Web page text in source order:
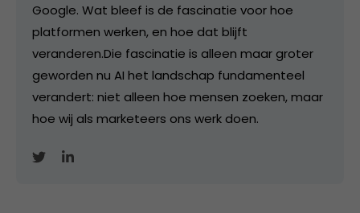
Google. Wat bleef is de fascinatie voor hoe
platformen werken, en hoe dat blijft
veranderen.Die fascinatie is alleen maar groter
geworden nu AI het landschap fundamenteel
verandert: niet alleen hoe mensen zoeken, maar
hoe wij als marketeers ons werk doen.